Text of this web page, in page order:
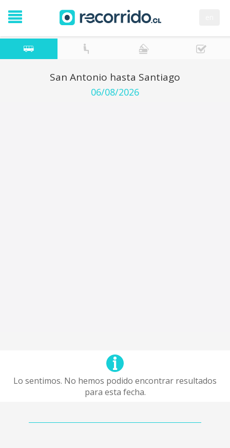
San Antonio hasta Santiago
06/08/2026
Lo sentimos. No hemos podido encontrar resultados
para esta fecha.